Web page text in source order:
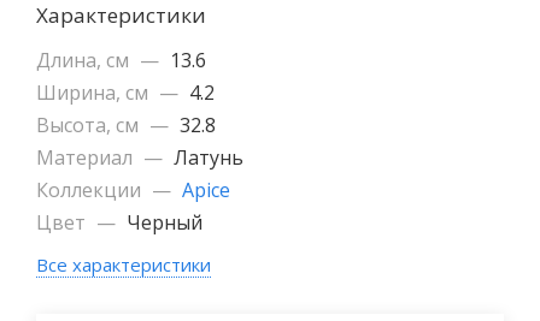
Характеристики
Длина, см — 13.6
Ширина, см — 4.2
Высота, см — 32.8
Материал — Латунь
Коллекции — Apice
Цвет — Черный
Все характеристики